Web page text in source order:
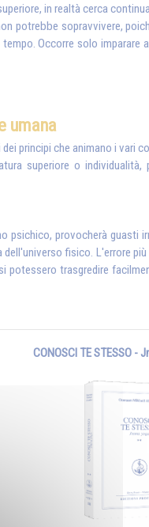
in realtà cerca
potrebbe sopravvivere,
Occorre solo imparare
umana
principi che animano i vari
superiore o individualità,
provocherà guasti
fisico. L'errore più
trasgredire
CONOSCI TE STESSO -